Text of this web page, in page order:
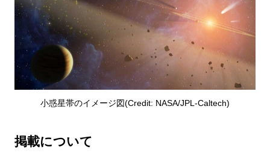
小惑星帯のイメージ図(Credit: NASA/JPL-Caltech)
掲載について